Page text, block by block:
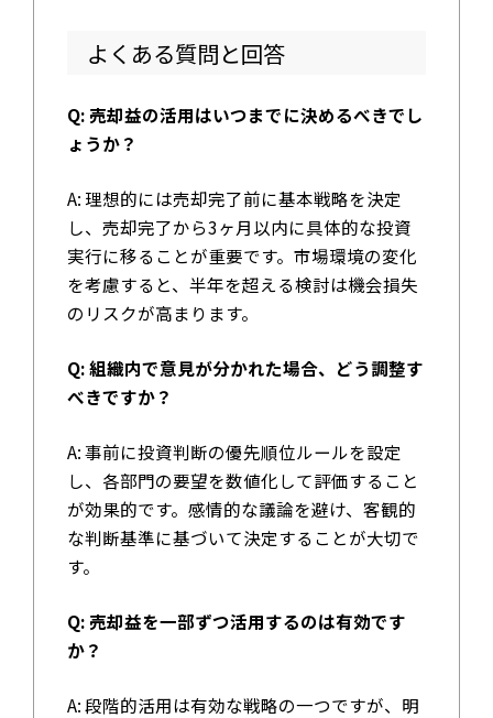
よくある質問と回答
Q: 売却益の活用はいつまでに決めるべきでし
ょうか？
A: 理想的には売却完了前に基本戦略を決定
し、売却完了から3ヶ月以内に具体的な投資
実行に移ることが重要です。市場環境の変化
を考慮すると、半年を超える検討は機会損失
のリスクが高まります。
Q: 組織内で意見が分かれた場合、どう調整す
べきですか？
A: 事前に投資判断の優先順位ルールを設定
し、各部門の要望を数値化して評価すること
が効果的です。感情的な議論を避け、客観的
な判断基準に基づいて決定することが大切で
す。
Q: 売却益を一部ずつ活用するのは有効です
か？
A: 段階的活用は有効な戦略の一つですが、明